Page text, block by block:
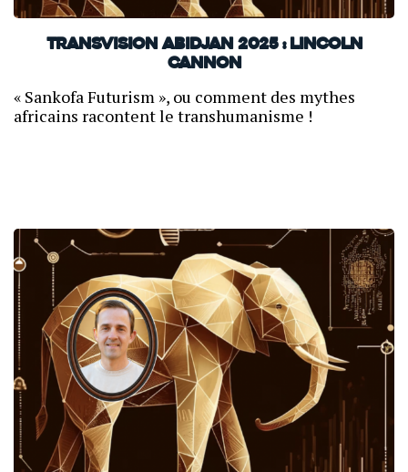
TransVision Abidjan 2025 : Lincoln
Cannon
« Sankofa Futurism », ou comment des mythes
africains racontent le transhumanisme !